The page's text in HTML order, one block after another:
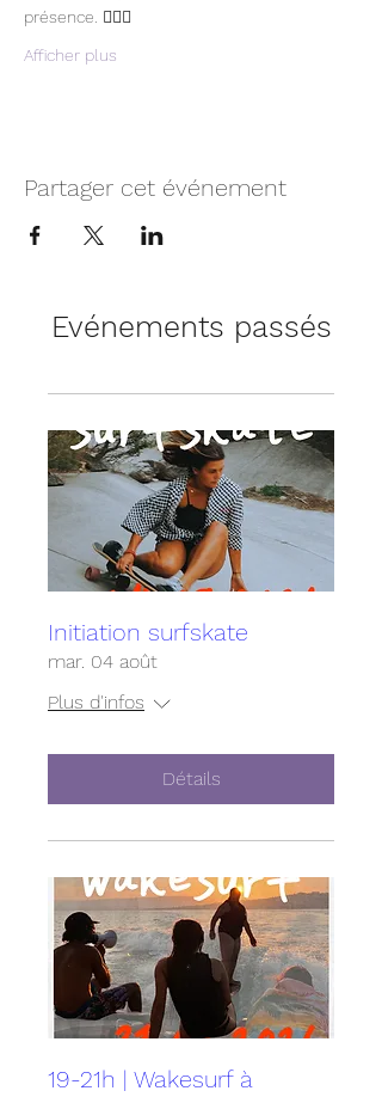
présence. 🤸🏼‍♀️
Afficher plus
Partager cet événement
Evénements passés
Initiation surfskate
mar. 04 août
Plus d'infos
Détails
19-21h | Wakesurf à